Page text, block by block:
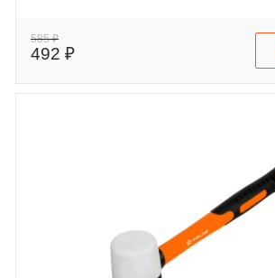
585 ₽
492 ₽